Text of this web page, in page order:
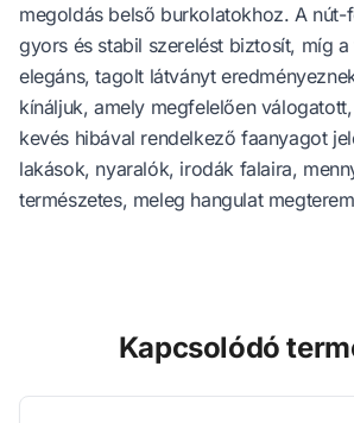
megoldás belső burkolatokhoz. A nút-
gyors és stabil szerelést biztosít, míg
elegáns, tagolt látványt
kínáljuk, amely megfelelően
kevés hibával rendelkező faanyagot
lakások, nyaralók, irodák falaira,
természetes, meleg hangulat
Kapcsolódó